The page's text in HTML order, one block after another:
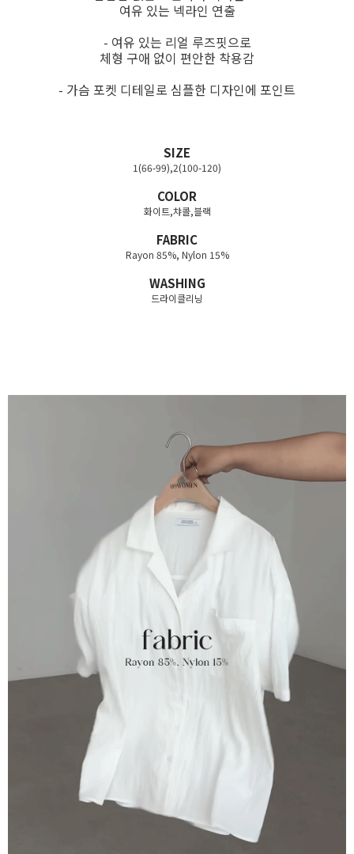
여유 있는 넥라인 연출
- 여유 있는 리얼 루즈핏으로
체형 구애 없이 편안한 착용감
- 가슴 포켓 디테일로 심플한 디자인에 포인트
SIZE
1(66-99),2(100-120)
COLOR
화이트,챠콜,블랙
FABRIC
Rayon 85%, Nylon 15%
WASHING
드라이클리닝